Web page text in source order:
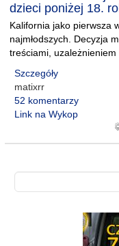
dzieci poniżej 18.
Kalifornia jako pierwsza
najmłodszych. Decyzja
treściami,
Szczegóły
matixrr
52 komentarzy
Link na Wykop